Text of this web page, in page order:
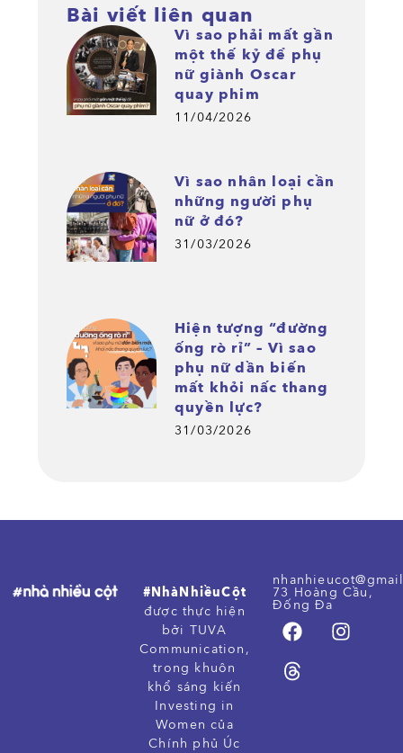
Bài viết liên quan
Vì sao phải mất gần
một thế kỷ để phụ
nữ giành Oscar
quay phim
11/04/2026
Vì sao nhân loại cần
những người phụ
nữ ở đó?
31/03/2026
Hiện tượng “đường
ống rò rỉ” – Vì sao
phụ nữ dần biến
mất khỏi nấc thang
quyền lực?
31/03/2026
#NhàNhiềuCột
được thực hiện
bởi TUVA
Communication,
trong khuôn
khổ sáng kiến
Investing in
Women của
Chính phủ Úc
73 Hoàng Cầu,
Đống Đa